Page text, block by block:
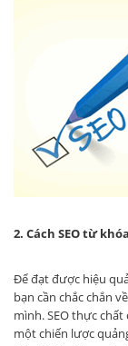
2. Cách SEO từ
Để đạt được hiệu
bạn cần chắc chắn
mình. SEO thực
một chiến lược